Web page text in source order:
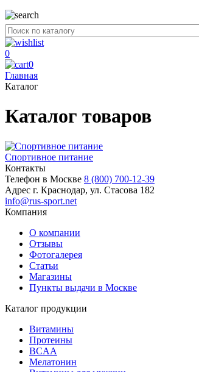
0
0
Главная
Каталог
Каталог товаров
Спортивное питание
Контакты
Телефон в Москве 8 (800) 700-12-39
Адрес г. Краснодар, ул. Стасова 182
info@rus-sport.net
Компания
О компании
Отзывы
Фотогалерея
Статьи
Магазины
Пункты выдачи в Москве
Каталог продукции
Витамины
Протеины
BCAA
Мелатонин